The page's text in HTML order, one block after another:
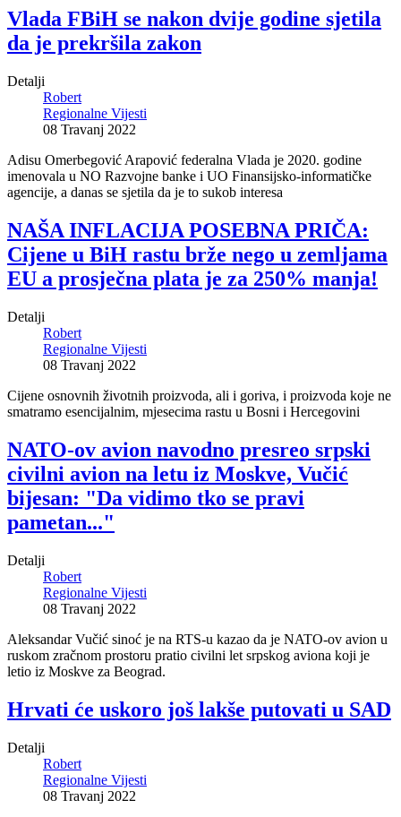
Vlada FBiH se nakon dvije godine sjetila
da je prekršila zakon
Detalji
Robert
Regionalne Vijesti
08 Travanj 2022
Adisu Omerbegović Arapović federalna Vlada je 2020. godine
imenovala u NO Razvojne banke i UO Finansijsko-informatičke
agencije, a danas se sjetila da je to sukob interesa
NAŠA INFLACIJA POSEBNA PRIČA:
Cijene u BiH rastu brže nego u zemljama
EU a prosječna plata je za 250% manja!
Detalji
Robert
Regionalne Vijesti
08 Travanj 2022
Cijene osnovnih životnih proizvoda, ali i goriva, i proizvoda koje ne
smatramo esencijalnim, mjesecima rastu u Bosni i Hercegovini
NATO-ov avion navodno presreo srpski
civilni avion na letu iz Moskve, Vučić
bijesan: "Da vidimo tko se pravi
pametan..."
Detalji
Robert
Regionalne Vijesti
08 Travanj 2022
Aleksandar Vučić sinoć je na RTS-u kazao da je NATO-ov avion u
ruskom zračnom prostoru pratio civilni let srpskog aviona koji je
letio iz Moskve za Beograd.
Hrvati će uskoro još lakše putovati u SAD
Detalji
Robert
Regionalne Vijesti
08 Travanj 2022